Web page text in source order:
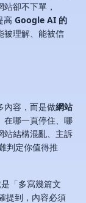
卻不下單，
高 Google AI 的
被理解、能被信
內容，而是做網站
在哪一頁停住、哪
站結構混亂、主訴
判定你值得推
「多寫幾篇文
提到，內容必須